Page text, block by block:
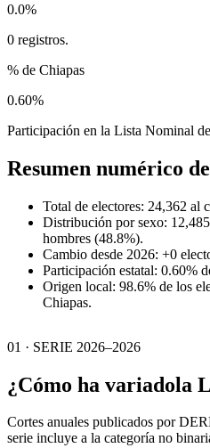
0.0%
0 registros.
% de Chiapas
0.60%
Participación en la Lista Nominal
Resumen numérico de
Total de electores: 24,362 al
Distribución por sexo:
hombres (48.8%).
Cambio desde 2026: +0
Participación estatal: 0.60%
Origen local: 98.6% de los
Chiapas.
01 · SERIE 2026–2026
¿Cómo ha variadola
Cortes anuales publicados por
serie incluye a la categoría no